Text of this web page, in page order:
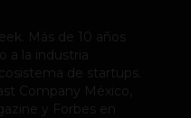
. Más de 10 años
a la industria
de startups.
Company México,
y Forbes en